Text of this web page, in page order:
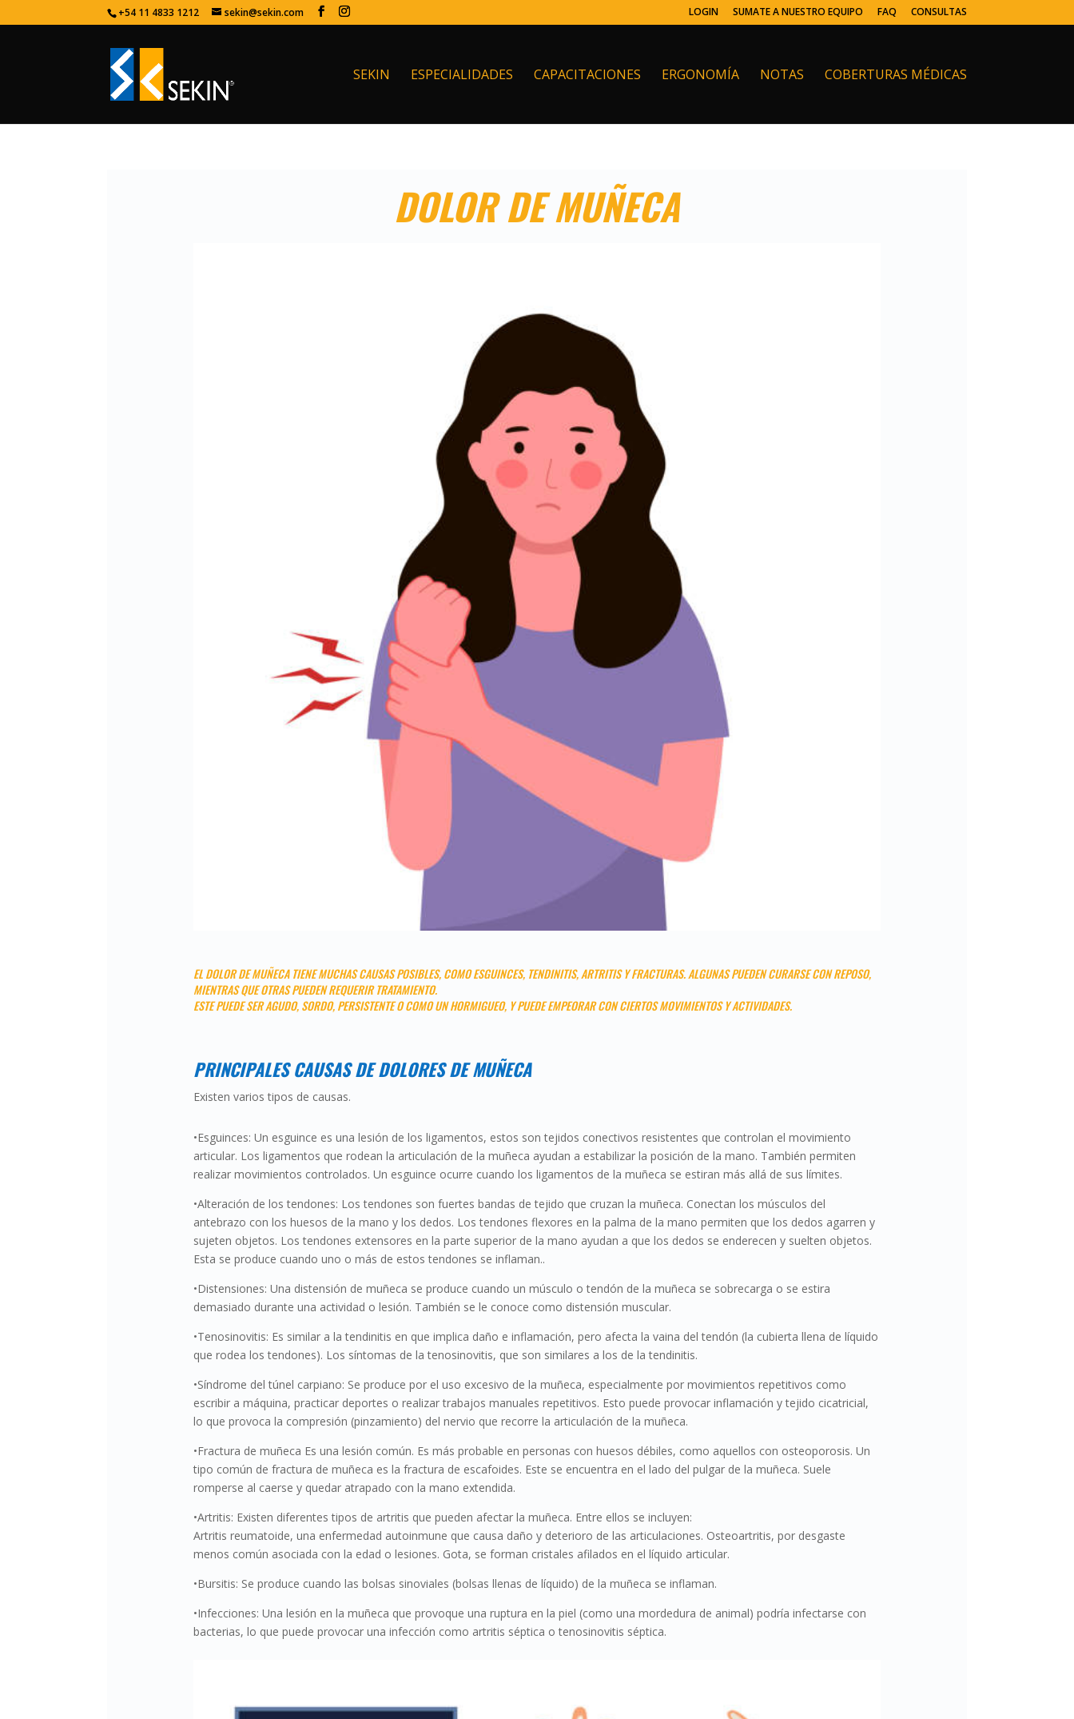
+54 11 4833 1212 sekin@sekin.com LOGIN SUMATE A NUESTRO EQUIPO FAQ CONSULTAS
SEKIN ESPECIALIDADES CAPACITACIONES ERGONOMÍA NOTAS COBERTURAS MÉDICAS
DOLOR DE MUÑECA
EL DOLOR DE MUÑECA TIENE MUCHAS CAUSAS POSIBLES, COMO ESGUINCES, TENDINITIS, ARTRITIS Y FRACTURAS. ALGUNAS PUEDEN CURARSE CON REPOSO,
MIENTRAS QUE OTRAS PUEDEN REQUERIR TRATAMIENTO.
ESTE PUEDE SER AGUDO, SORDO, PERSISTENTE O COMO UN HORMIGUEO, Y PUEDE EMPEORAR CON CIERTOS MOVIMIENTOS Y ACTIVIDADES.
PRINCIPALES CAUSAS DE DOLORES DE MUÑECA
Existen varios tipos de causas.
•Esguinces: Un esguince es una lesión de los ligamentos, estos son tejidos conectivos resistentes que controlan el movimiento
articular. Los ligamentos que rodean la articulación de la muñeca ayudan a estabilizar la posición de la mano. También permiten
realizar movimientos controlados. Un esguince ocurre cuando los ligamentos de la muñeca se estiran más allá de sus límites.
•Alteración de los tendones: Los tendones son fuertes bandas de tejido que cruzan la muñeca. Conectan los músculos del
antebrazo con los huesos de la mano y los dedos. Los tendones flexores en la palma de la mano permiten que los dedos agarren y
sujeten objetos. Los tendones extensores en la parte superior de la mano ayudan a que los dedos se enderecen y suelten objetos.
Esta se produce cuando uno o más de estos tendones se inflaman..
•Distensiones: Una distensión de muñeca se produce cuando un músculo o tendón de la muñeca se sobrecarga o se estira
demasiado durante una actividad o lesión. También se le conoce como distensión muscular.
•Tenosinovitis: Es similar a la tendinitis en que implica daño e inflamación, pero afecta la vaina del tendón (la cubierta llena de líquido
que rodea los tendones). Los síntomas de la tenosinovitis, que son similares a los de la tendinitis.
•Síndrome del túnel carpiano: Se produce por el uso excesivo de la muñeca, especialmente por movimientos repetitivos como
escribir a máquina, practicar deportes o realizar trabajos manuales repetitivos. Esto puede provocar inflamación y tejido cicatricial,
lo que provoca la compresión (pinzamiento) del nervio que recorre la articulación de la muñeca.
•Fractura de muñeca Es una lesión común. Es más probable en personas con huesos débiles, como aquellos con osteoporosis. Un
tipo común de fractura de muñeca es la fractura de escafoides. Este se encuentra en el lado del pulgar de la muñeca. Suele
romperse al caerse y quedar atrapado con la mano extendida.
•Artritis: Existen diferentes tipos de artritis que pueden afectar la muñeca. Entre ellos se incluyen:
Artritis reumatoide, una enfermedad autoinmune que causa daño y deterioro de las articulaciones. Osteoartritis, por desgaste
menos común asociada con la edad o lesiones. Gota, se forman cristales afilados en el líquido articular.
•Bursitis: Se produce cuando las bolsas sinoviales (bolsas llenas de líquido) de la muñeca se inflaman.
•Infecciones: Una lesión en la muñeca que provoque una ruptura en la piel (como una mordedura de animal) podría infectarse con
bacterias, lo que puede provocar una infección como artritis séptica o tenosinovitis séptica.